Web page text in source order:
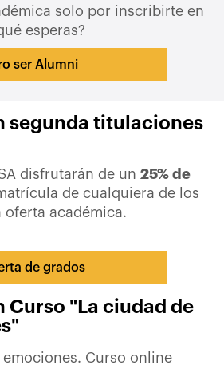
solo por inscribirte en
esperas?
ser Alumni
segunda titulaciones
disfrutarán de un 25% de
de cualquiera de los
oferta académica.
de grados
Curso "La ciudad de
emociones. Curso online